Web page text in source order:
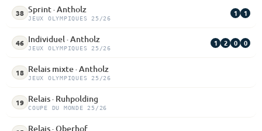
38 Sprint · Antholz
JEUX OLYMPIQUES 25/26
1 1
46 Individuel · Antholz
JEUX OLYMPIQUES 25/26
1 2 0 0
18 Relais mixte · Antholz
JEUX OLYMPIQUES 25/26
19 Relais · Ruhpolding
COUPE DU MONDE 25/26
Relais · Oberhof